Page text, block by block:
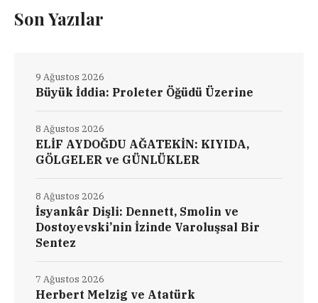
Son Yazılar
Büyük İddia: Proleter Öğüdü Üzerine
9 Ağustos 2026
ELİF AYDOĞDU AĞATEKİN: KIYIDA,
GÖLGELER ve GÜNLÜKLER
8 Ağustos 2026
İsyankâr Dişli: Dennett, Smolin ve
Dostoyevski’nin İzinde Varoluşsal Bir
Sentez
8 Ağustos 2026
Herbert Melzig ve Atatürk
7 Ağustos 2026